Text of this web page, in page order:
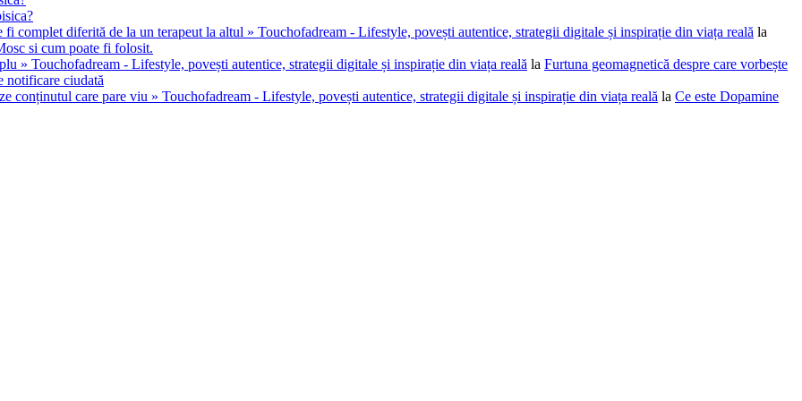
complet diferită de la un terapeut la altul » Touchofadream - Lifestyle, povești autentice, strategii digitale și inspirație din viața reală la
si cum poate fi folosit.
» Touchofadream - Lifestyle, povești autentice, strategii digitale și inspirație din viața reală la Furtuna geomagnetică despre care vorbește
notificare ciudată
conținutul care pare viu » Touchofadream - Lifestyle, povești autentice, strategii digitale și inspirație din viața reală la Ce este Dopamine